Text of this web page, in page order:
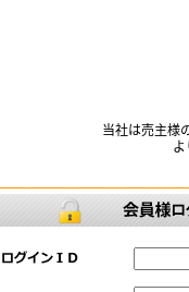
当社は売主様